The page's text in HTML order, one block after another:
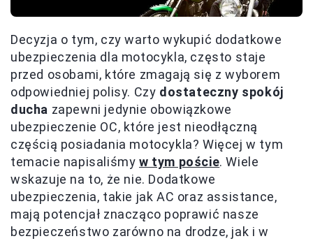
Decyzja o tym, czy warto wykupić dodatkowe
ubezpieczenia dla motocykla, często staje
przed osobami, które zmagają się z wyborem
odpowiedniej polisy. Czy dostateczny spokój
ducha zapewni jedynie obowiązkowe
ubezpieczenie OC, które jest nieodłączną
częścią posiadania motocykla? Więcej w tym
temacie napisaliśmyw tym poście. Wiele
wskazuje na to, że nie. Dodatkowe
ubezpieczenia, takie jak AC oraz assistance,
mają potencjał znacząco poprawić nasze
bezpieczeństwo zarówno na drodze, jak i w